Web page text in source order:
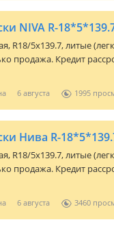
NIVA R-
R18/5x139.7, литые
продажа. Кредит
6 августа 1995
Нива R-
R18/5x139.7, литые
продажа. Кредит
6 августа 3460